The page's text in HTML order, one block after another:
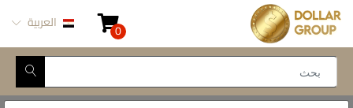
0 العربية